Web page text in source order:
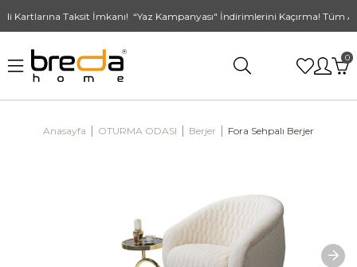
Taksit İmkanı! “Yaz Kampanyası" İndirimlerini Kaçırma!
0
Anasayfa OTURMA ODASI Berjer Fora Sehpalı Berjer